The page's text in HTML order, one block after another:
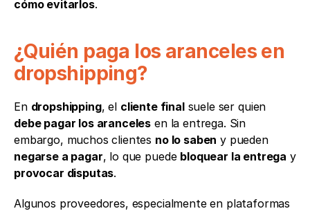
cómo evitarlos.
¿Quién paga los aranceles en
dropshipping?
En dropshipping, el cliente final
debe pagar los aranceles en la entrega. Sin
embargo, muchos clientes no lo saben
y pueden
negarse a pagar, lo que puede bloquear la entrega
y
provocar disputas.
Algunos proveedores, especialmente en plataformas